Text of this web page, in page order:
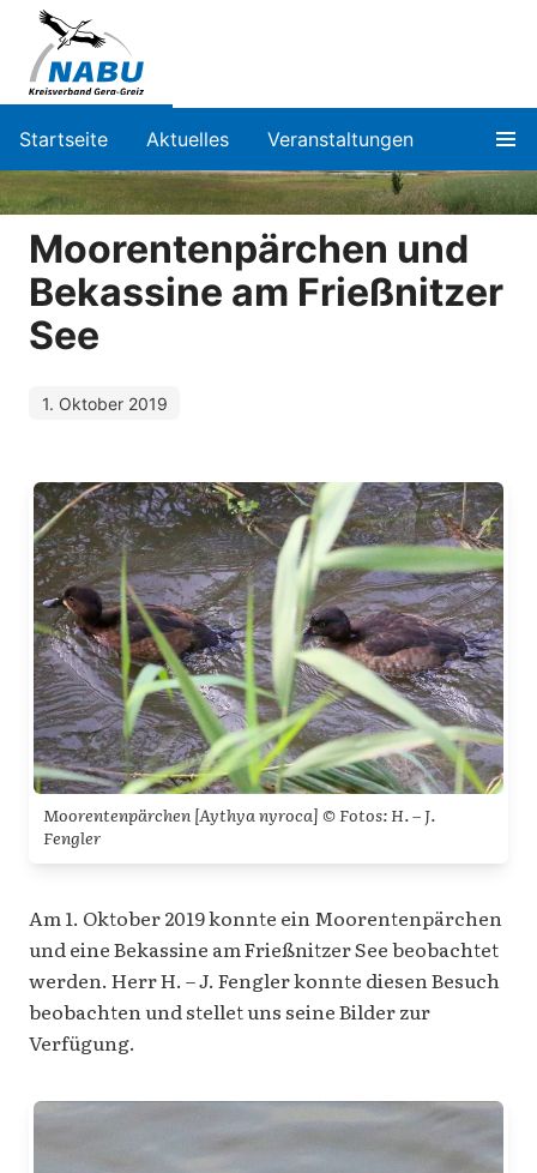
Startseite Aktuelles Veranstaltungen
Moorentenpärchen und
Bekassine am Frießnitzer
See
1. Oktober 2019
Moorentenpärchen [Aythya nyroca] © Fotos: H. – J.
Fengler
Am 1. Oktober 2019 konnte ein Moorentenpärchen
und eine Bekassine am Frießnitzer See beobachtet
werden. Herr H. – J. Fengler konnte diesen Besuch
beobachten und stellet uns seine Bilder zur
Verfügung.